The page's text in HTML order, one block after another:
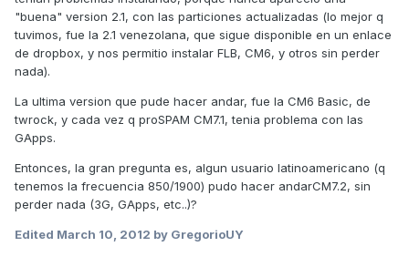
"buena" version 2.1, con las particiones actualizadas (lo mejor q
tuvimos, fue la 2.1 venezolana, que sigue disponible en un enlace
de dropbox, y nos permitio instalar FLB, CM6, y otros sin perder
nada).
La ultima version que pude hacer andar, fue la CM6 Basic, de
twrock, y cada vez q proSPAM CM7.1, tenia problema con las
GApps.
Entonces, la gran pregunta es, algun usuario latinoamericano (q
tenemos la frecuencia 850/1900) pudo hacer andarCM7.2, sin
perder nada (3G, GApps, etc..)?
Edited March 10, 2012 by GregorioUY